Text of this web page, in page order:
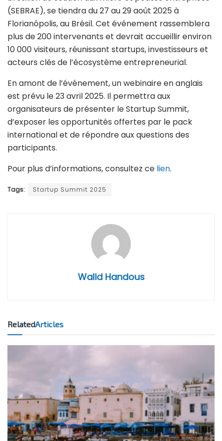
(SEBRAE), se tiendra du 27 au 29 août 2025 à
Florianópolis, au Brésil. Cet événement rassemblera
plus de 200 intervenants et devrait accueillir environ
10 000 visiteurs, réunissant startups, investisseurs et
acteurs clés de l’écosystème entrepreneurial.
En amont de l’événement, un webinaire en anglais
est prévu le 23 avril 2025. Il permettra aux
organisateurs de présenter le Startup Summit,
d’exposer les opportunités offertes par le pack
international et de répondre aux questions des
participants.
Pour plus d’informations, consultez ce lien.
Tags: Startup Summit 2025
Walid Handous
RelatedArticles